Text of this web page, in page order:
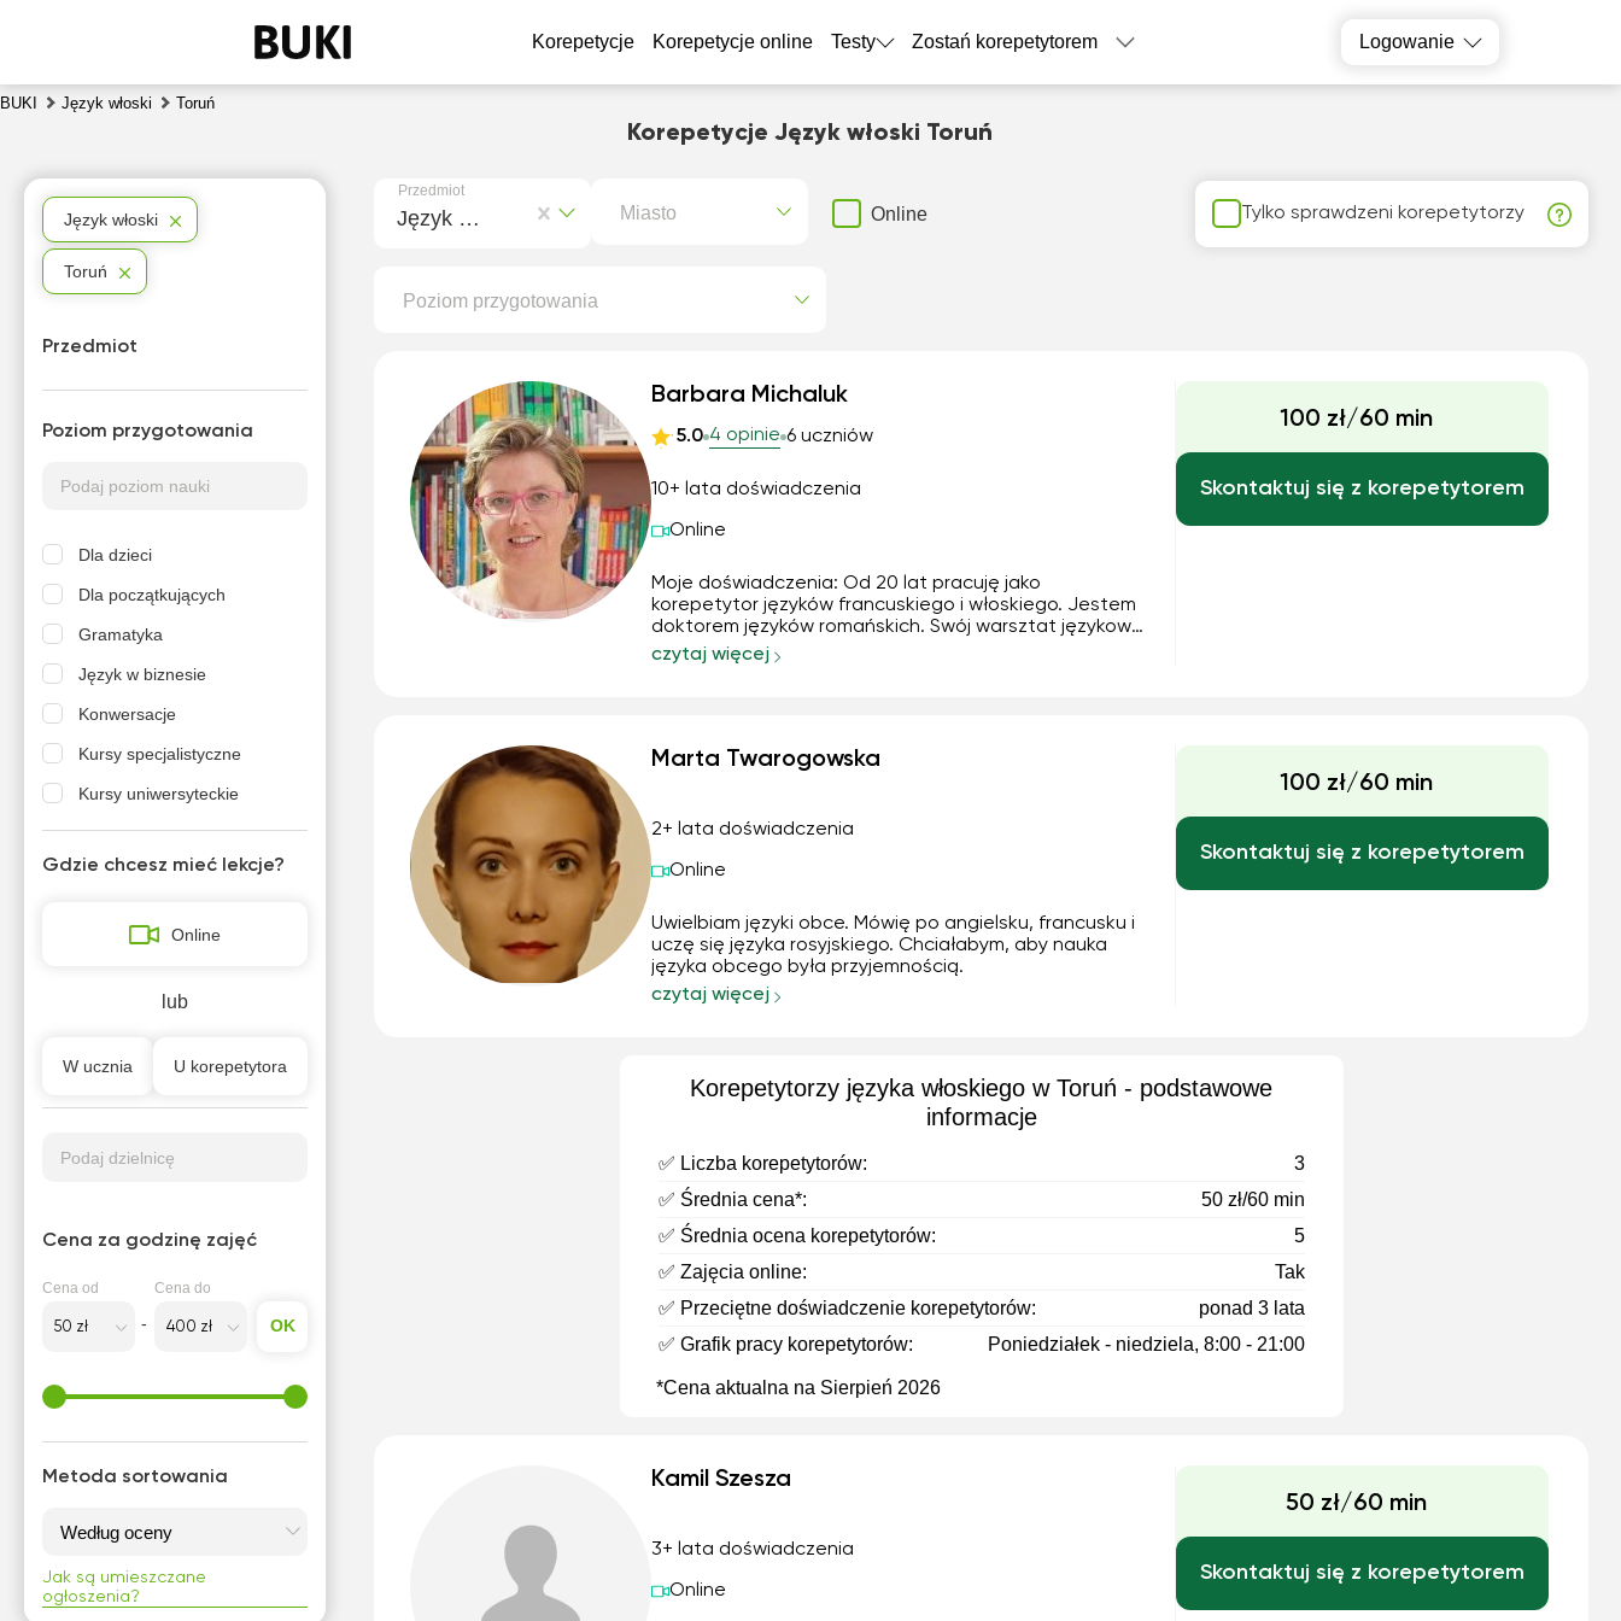
Korepetycje Korepetycje online Testy Zostań korepetytorem Logowanie
BUKI Język włoski Toruń
Korepetycje Język włoski Toruń
Przedmiot
Język włoski Miasto Online Tylko sprawdzeni korepetytorzy
Poziom przygotowania
Barbara Michaluk
5.0 4 opinie 6 uczniów
10+ lata doświadczenia
Online
Moje doświadczenia: Od 20 lat pracuję jako
korepetytor języków francuskiego i włoskiego. Jestem
doktorem języków romańskich. Swój warsztat językowy
doskonaliłam przez wiele lat jako tłumacz i nauczyciel
czytaj więcej
100 zł/60 min
Skontaktuj się z korepetytorem
Marta Twarogowska
2+ lata doświadczenia
Online
Uwielbiam języki obce. Mówię po angielsku, francusku i
uczę się języka rosyjskiego. Chciałabym, aby nauka
języka obcego była przyjemnością.
czytaj więcej
100 zł/60 min
Skontaktuj się z korepetytorem
Korepetytorzy języka włoskiego w Toruń - podstawowe
informacje
✅ Liczba korepetytorów:
3
✅ Średnia cena*:
50 zł/60 min
✅ Średnia ocena korepetytorów:
5
✅ Zajęcia online:
Tak
✅ Przeciętne doświadczenie korepetytorów:
ponad 3 lata
✅ Grafik pracy korepetytorów:
Poniedziałek - niedziela, 8:00 - 21:00
*Cena aktualna na Sierpień 2026
Kamil Szesza
3+ lata doświadczenia
Online
50 zł/60 min
Skontaktuj się z korepetytorem
Język włoski
Toruń
Przedmiot
Poziom przygotowania
Dla dzieci
Dla początkujących
Gramatyka
Język w biznesie
Konwersacje
Kursy specjalistyczne
Kursy uniwersyteckie
Poziom A1-A2
Poziom B1-B2
Szkoła podstawowa 1-3 klasa
Szkoła podstawowa 7-8 klasa
Szkola średnia (profil
Szkola średnia (profil
Gdzie chcesz mieć lekcje?
Online
lub
W ucznia U korepetytora
Podaj dzielnicę
Cena za godzinę zajęć
Cena od Cena do
OK
Metoda sortowania
Jak są umieszczane
ogłoszenia?